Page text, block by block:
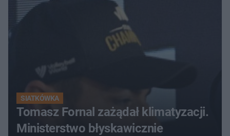
SIATKÓWKA
Tomasz Fornal zażądał klimatyzacji.
Ministerstwo błyskawicznie